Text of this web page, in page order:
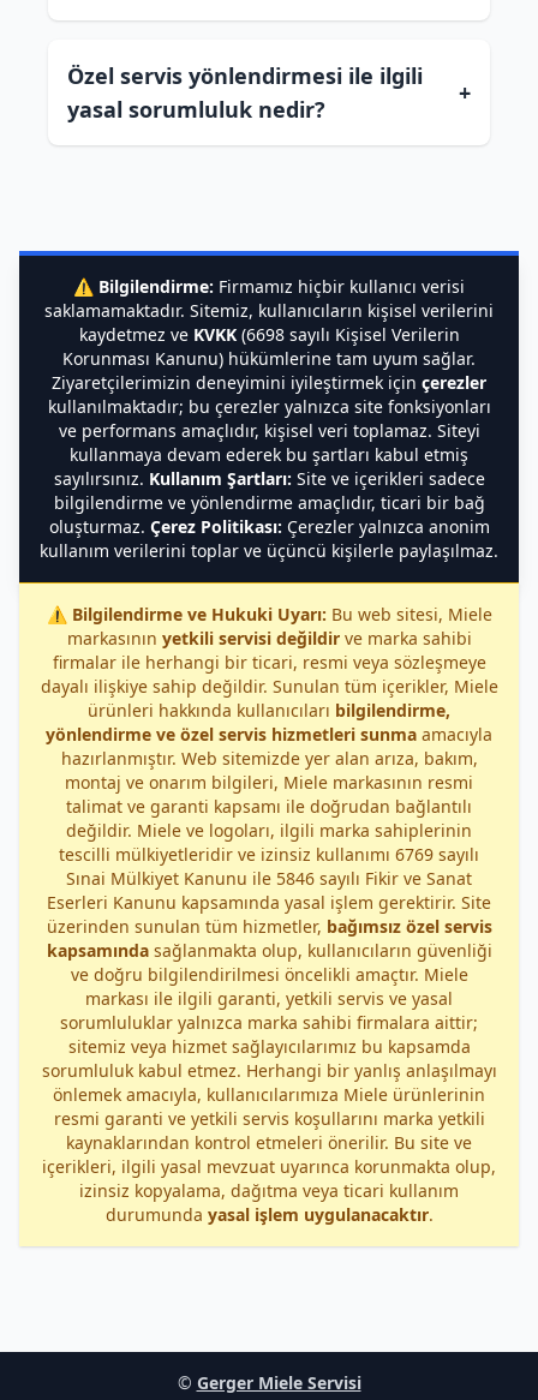
Özel servis yönlendirmesi ile ilgili
yasal sorumluluk nedir?
+
⚠️ Bilgilendirme: Firmamız hiçbir kullanıcı verisi
saklamamaktadır. Sitemiz, kullanıcıların kişisel verilerini
kaydetmez ve KVKK(6698 sayılı Kişisel Verilerin
Korunması Kanunu) hükümlerine tam uyum sağlar.
Ziyaretçilerimizin deneyimini iyileştirmek için çerezler
kullanılmaktadır; bu çerezler yalnızca site fonksiyonları
ve performans amaçlıdır, kişisel veri toplamaz. Siteyi
kullanmaya devam ederek bu şartları kabul etmiş
sayılırsınız. Kullanım Şartları: Site ve içerikleri sadece
bilgilendirme ve yönlendirme amaçlıdır, ticari bir bağ
oluşturmaz. Çerez Politikası: Çerezler yalnızca anonim
kullanım verilerini toplar ve üçüncü kişilerle paylaşılmaz.
⚠️ Bilgilendirme ve Hukuki Uyarı: Bu web sitesi, Miele
markasının yetkili servisi değildirve marka sahibi
firmalar ile herhangi bir ticari, resmi veya sözleşmeye
dayalı ilişkiye sahip değildir. Sunulan tüm içerikler, Miele
ürünleri hakkında kullanıcıları bilgilendirme,
yönlendirme ve özel servis hizmetleri sunma amacıyla
hazırlanmıştır. Web sitemizde yer alan arıza, bakım,
montaj ve onarım bilgileri, Miele markasının resmi
talimat ve garanti kapsamı ile doğrudan bağlantılı
değildir. Miele ve logoları, ilgili marka sahiplerinin
tescilli mülkiyetleridir ve izinsiz kullanımı 6769 sayılı
Sınai Mülkiyet Kanunu ile 5846 sayılı Fikir ve Sanat
Eserleri Kanunu kapsamında yasal işlem gerektirir. Site
üzerinden sunulan tüm hizmetler, bağımsız özel servis
kapsamındasağlanmakta olup, kullanıcıların güvenliği
ve doğru bilgilendirilmesi öncelikli amaçtır. Miele
markası ile ilgili garanti, yetkili servis ve yasal
sorumluluklar yalnızca marka sahibi firmalara aittir;
sitemiz veya hizmet sağlayıcılarımız bu kapsamda
sorumluluk kabul etmez. Herhangi bir yanlış anlaşılmayı
önlemek amacıyla, kullanıcılarımıza Miele ürünlerinin
resmi garanti ve yetkili servis koşullarını marka yetkili
kaynaklarından kontrol etmeleri önerilir. Bu site ve
içerikleri, ilgili yasal mevzuat uyarınca korunmakta olup,
izinsiz kopyalama, dağıtma veya ticari kullanım
durumunda yasal işlem uygulanacaktır.
© Gerger Miele Servisi